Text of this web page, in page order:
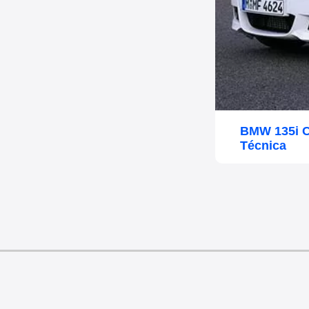
BMW 135i
Técnica